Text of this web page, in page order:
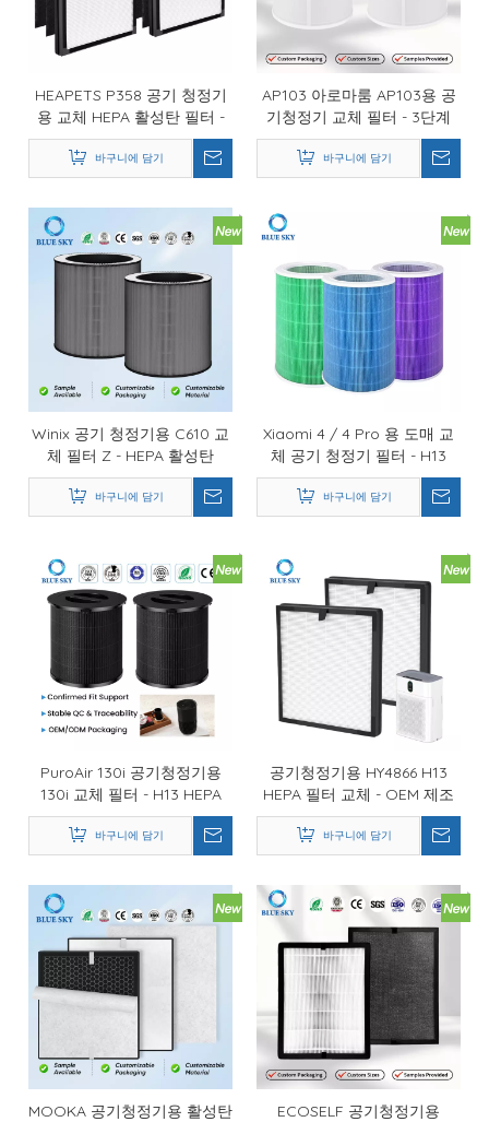
HEAPETS P358 공기 청정기
용 교체 HEPA 활성탄 필터 -
OEM 도매 공기 필터 제조업체
바구니에 담기
AP103 아로마룸 AP103용 공
기청정기 교체 필터 - 3단계
HEPA 카본 OEM 공급업체
바구니에 담기
Winix 공기 청정기용 C610 교
체 필터 Z - HEPA 활성탄
OEM 공급업체
바구니에 담기
Xiaomi 4 / 4 Pro 용 도매 교
체 공기 청정기 필터 - H13
HEPA 원통형 OEM 공급 업체
바구니에 담기
PuroAir 130i 공기청정기용
130i 교체 필터 - H13 HEPA
OEM 공급업체
바구니에 담기
공기청정기용 HY4866 H13
HEPA 필터 교체 - OEM 제조
업체 공급
바구니에 담기
MOOKA 공기청정기용 활성탄
ECOSELF 공기청정기용